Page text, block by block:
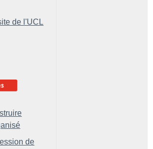
de l'UCL
de